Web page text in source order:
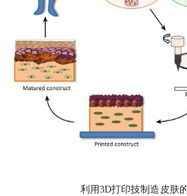
利用3D打印技制造皮肤